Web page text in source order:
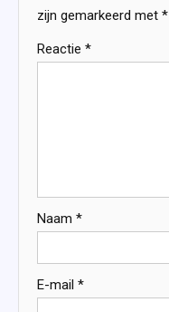
zijn gemarkeerd met *
Reactie *
Naam *
E-mail *